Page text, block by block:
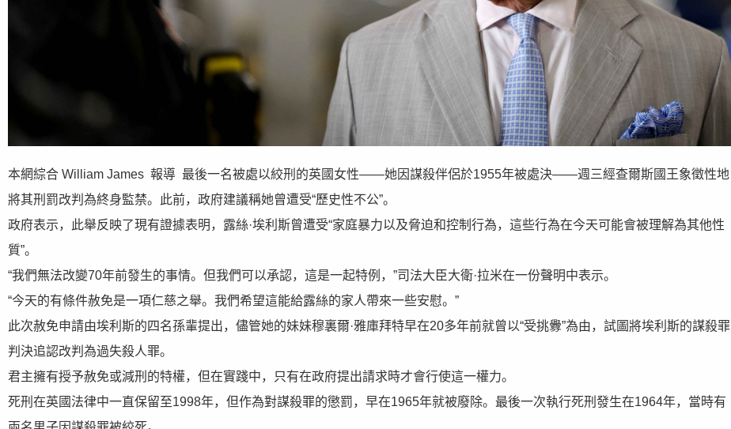
本網綜合 William James 報導 最後一名被處以絞刑的英國女性——她因謀殺伴侶於1955年被處決——週三經查爾斯國王象徵性地
將其刑罰改判為終身監禁。此前，政府建議稱她曾遭受“歷史性不公”。
政府表示，此舉反映了現有證據表明，露絲·埃利斯曾遭受“家庭暴力以及脅迫和控制行為，這些行為在今天可能會被理解為其他性
質”。
“我們無法改變70年前發生的事情。但我們可以承認，這是一起特例，”司法大臣大衛·拉米在一份聲明中表示。
“今天的有條件赦免是一項仁慈之舉。我們希望這能給露絲的家人帶來一些安慰。”
此次赦免申請由埃利斯的四名孫輩提出，儘管她的妹妹穆裏爾·雅庫拜特早在20多年前就曾以“受挑釁”為由，試圖將埃利斯的謀殺罪
判決追認改判為過失殺人罪。
君主擁有授予赦免或減刑的特權，但在實踐中，只有在政府提出請求時才會行使這一權力。
死刑在英國法律中一直保留至1998年，但作為對謀殺罪的懲罰，早在1965年就被廢除。最後一次執行死刑發生在1964年，當時有